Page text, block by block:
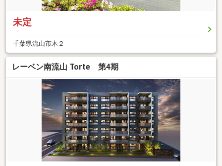
未定
千葉県流山市木２
レーベン南流山 Torte 第4期